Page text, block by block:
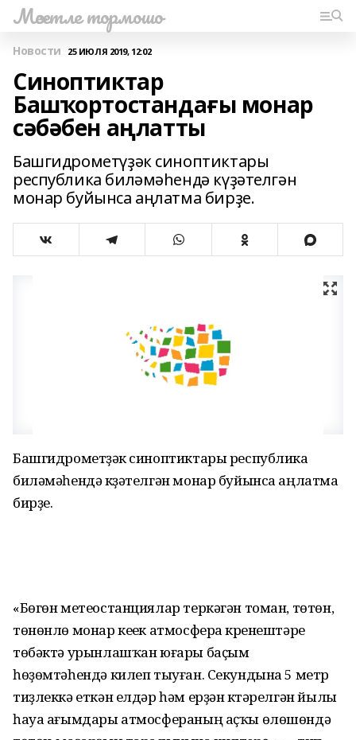
Мәсетле тормошо
Новости 25 ИЮЛЯ 2019, 12:02
Синоптиктар
Башҡортостандағы монар
сәбәбен аңлатты
Башгидрометүҙәк синоптиктары
республика биләмәһендә күҙәтелгән
монар буйынса аңлатма бирҙе.
Башгидрометүҙәк синоптиктары республика
биләмәһендә күҙәтелгән монар буйынса аңлатма
бирҙе.
«Бөгөн метеостанциялар теркәгән томан, төтөн,
төнөнлө монар кеүек атмосфера күренештәре
төбәктә урынлашҡан юғары баҫым
һөҙөмтәһендә килеп тыуған. Секундына 5 метр
тиҙлеккә еткән елдәр һәм ерҙән күтәрелгән йылы
һауа ағымдары атмосфераның аҫҡы өлөшөндә